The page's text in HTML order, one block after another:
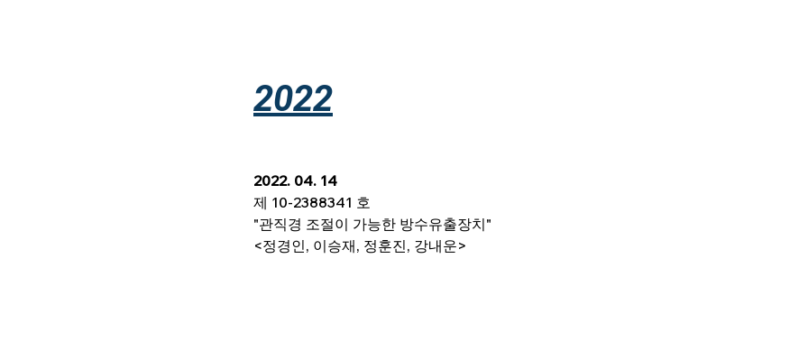
2022
2022. 04. 14
제 10-2388341 호
"관직경 조절이 가능한 방수유출장치"
<정경인, 이승재, 정훈진, 강내운>